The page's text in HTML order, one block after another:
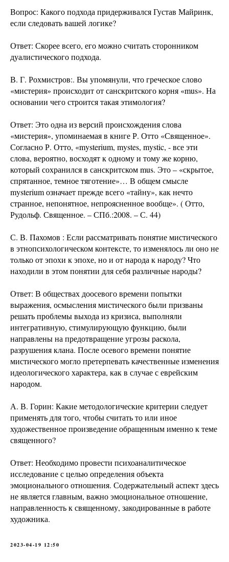
Вопрос: Какого подхода придерживался Густав Майринк,
если следовать вашей логике?
Ответ: Скорее всего, его можно считать сторонником
дуалистического подхода.
В. Г. Рохмистров:. Вы упомянули, что греческое слово
«мистерия» происходит от санскритского корня «mus». На
основании чего строится такая этимология?
Ответ: Это одна из версий происхождения слова
«мистерия», упоминаемая в книге Р. Отто «Священное».
Согласно Р. Отто, «mysterium, mystes, mystic, - все эти
слова, вероятно, восходят к одному и тому же корню,
который сохранился в санскритском mus. Это – «скрытое,
спрятанное, темное тяготение»… В общем смысле
mysterium означает прежде всего «тайну», как нечто
странное, непонятное, непроясненное вообще». ( Отто,
Рудольф. Священное. – СПб.:2008. – С. 44)
С. В. Пахомов : Если рассматривать понятие мистического
в этнопсихологическом контексте, то изменялось ли оно не
только от эпохи к эпохе, но и от народа к народу? Что
находили в этом понятии для себя различные народы?
Ответ: В обществах доосевого времени попытки
выражения, осмысления мистического были призваны
решать проблемы выхода из кризиса, выполняли
интегративную, стимулирующую функцию, были
направлены на предотвращение угрозы раскола,
разрушения клана. После осевого времени понятие
мистического могло претерпевать качественные изменения
идеологического характера, как в случае с еврейским
народом.
А. В. Горин: Какие методологические критерии следует
применять для того, чтобы считать то или иное
художественное произведение обращенным именно к теме
священного?
Ответ: Необходимо провести психоаналитическое
исследование с целью определения объекта
эмоционального отношения. Содержательный аспект здесь
не является главным, важно эмоциональное отношение,
направленность к священному, закодированные в работе
художника.
2023-04-19 12:50